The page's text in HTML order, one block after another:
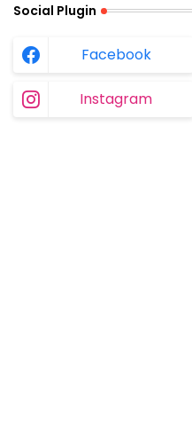
Social Plugin
Facebook
Instagram